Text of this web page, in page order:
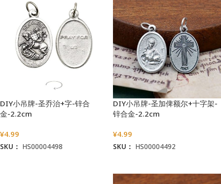
DIY小吊牌-圣乔治+字-锌合
金-2.2cm
¥4.99
SKU： HS00004498
DIY小吊牌-圣加俾额尔+十字架-
锌合金-2.2cm
¥4.99
SKU： HS00004492